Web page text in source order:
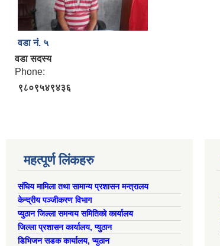
वडा नं. ५
वडा सदस्य
Phone:
९८०९५४९४३६
महत्पूर्ण लिंकहरु
संघिय मामिला तथा सामान्य प्रशासन मन्त्रालय
केन्द्रीय पञ्जीकरण विभाग
प्युठान जिल्ला समन्वय समितिको कार्यालय
जिल्ला प्रशासन कार्यालय, प्युठान
डिभिजन सडक कार्यालय, प्युठान